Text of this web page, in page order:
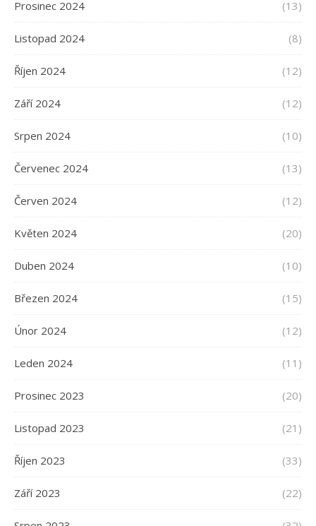
Prosinec 2024 (13)
Listopad 2024 (8)
Říjen 2024 (12)
Září 2024 (12)
Srpen 2024 (10)
Červenec 2024 (13)
Červen 2024 (12)
Květen 2024 (20)
Duben 2024 (10)
Březen 2024 (15)
Únor 2024 (12)
Leden 2024 (11)
Prosinec 2023 (20)
Listopad 2023 (21)
Říjen 2023 (33)
Září 2023 (22)